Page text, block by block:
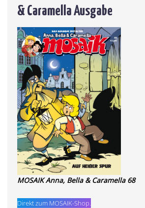
& Caramella Ausgabe
MOSAIK Anna, Bella & Caramella 68
Direkt zum MOSAIK-Shop.